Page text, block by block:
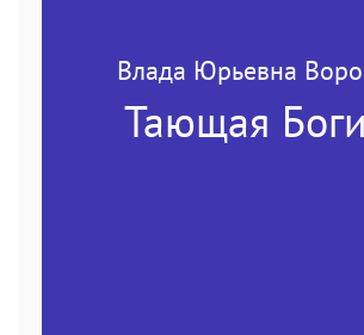
Влада Юрьевна
Тающая